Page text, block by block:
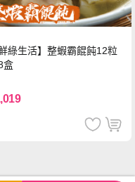
鮮綠生活】整蝦霸餛飩12粒
盒